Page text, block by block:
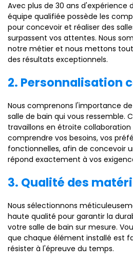
Avec plus de 30 ans d'expérience
équipe qualifiée possède les
pour concevoir et réaliser des
surpassent vos attentes. Nous
notre métier et nous mettons
des résultats exceptionnels.
2. Personnalisation
Nous comprenons l'importance
salle de bain qui vous ressemble.
travaillons en étroite
comprendre vos besoins, vos
fonctionnelles, afin de concevoir
répond exactement à vos
3. Qualité des
Nous sélectionnons
haute qualité pour garantir la
votre salle de bain sur mesure.
que chaque élément installé est
résister à l'épreuve du temps.